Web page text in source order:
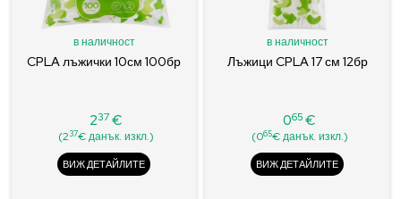
в наличност
CPLA лъжички 10см 100бр
Цена
237 €
(237€ данък. изкл.)
ВИЖ ДЕТАЙЛИТЕ
в наличност
Лъжици CPLA 17 см 12бр
Цена
065 €
(065€ данък. изкл.)
ВИЖ ДЕТАЙЛИТЕ